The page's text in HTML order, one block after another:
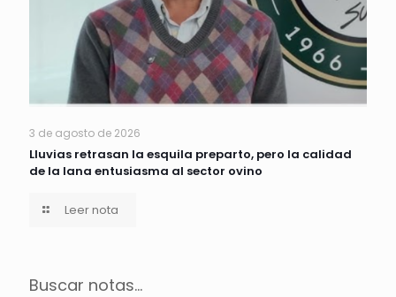
3 de agosto de 2026
Lluvias retrasan la esquila preparto, pero la calidad
de la lana entusiasma al sector ovino
Leer nota
Buscar notas...